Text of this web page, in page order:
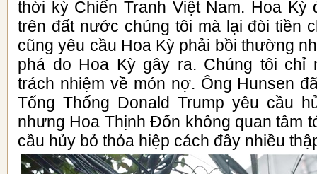
thời kỳ Chiến Tranh Việt Nam. Hoa Kỳ
trên đất nước chúng tôi mà lại đòi tiền
cũng yêu cầu Hoa Kỳ phải bồi thường
phá do Hoa Kỳ gây ra. Chúng tôi chỉ
trách nhiệm về món nợ. Ông Hunsen
Tổng Thống Donald Trump yêu cầu
nhưng Hoa Thịnh Đốn không quan tâm
cầu hủy bỏ thỏa hiệp cách đây nhiều